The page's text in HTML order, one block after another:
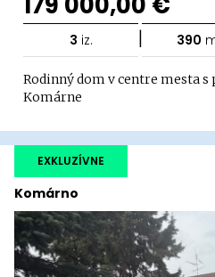
3 iz. | 390
Rodinný dom v centre mesta
Komárne
Komárno
EXKLUZÍVNE